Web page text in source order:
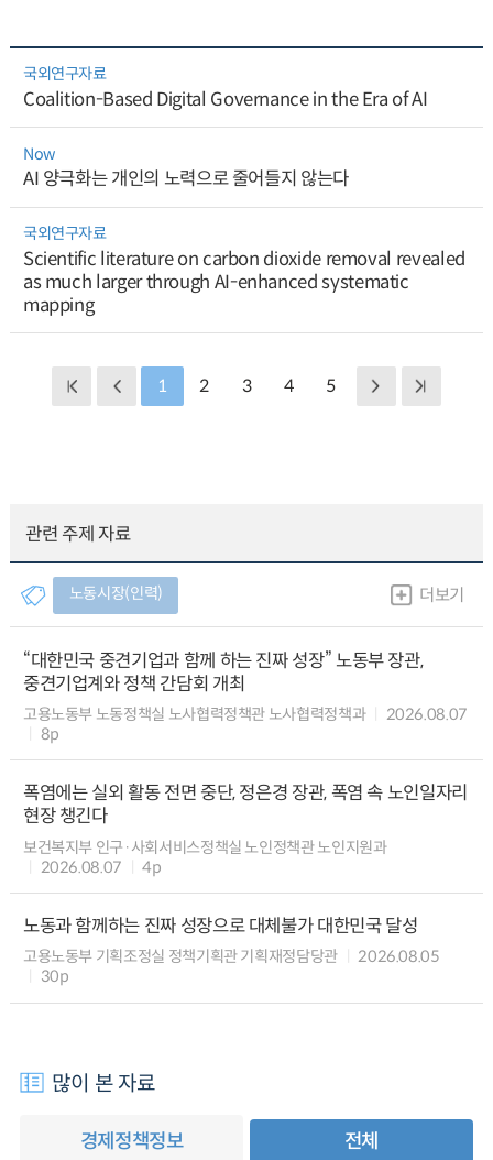
국외연구자료
Coalition-Based Digital Governance in the Era of AI
Now
AI 양극화는 개인의 노력으로 줄어들지 않는다
국외연구자료
Scientific literature on carbon dioxide removal revealed
as much larger through AI-enhanced systematic
mapping
1 2 3 4 5
관련 주제 자료
노동시장(인력) 더보기
“대한민국 중견기업과 함께 하는 진짜 성장” 노동부 장관,
중견기업계와 정책 간담회 개최
고용노동부 노동정책실 노사협력정책관 노사협력정책과
2026.08.07
8p
폭염에는 실외 활동 전면 중단, 정은경 장관, 폭염 속 노인일자리
현장 챙긴다
보건복지부 인구·사회서비스정책실 노인정책관 노인지원과
2026.08.07
4p
노동과 함께하는 진짜 성장으로 대체불가 대한민국 달성
고용노동부 기획조정실 정책기획관 기획재정담당관
2026.08.05
30p
많이 본 자료
경제정책정보 전체